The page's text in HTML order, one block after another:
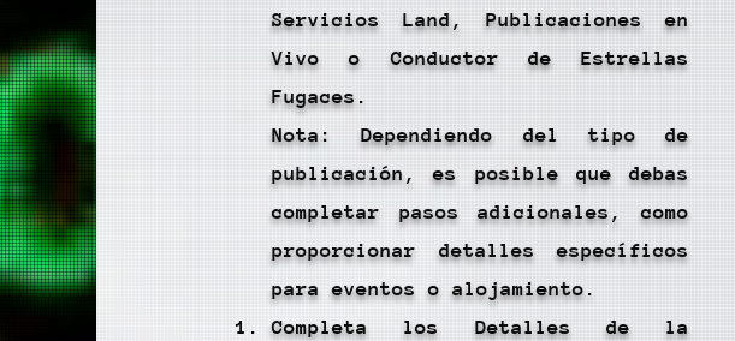
Servicios Land, Publicaciones en
Vivo o Conductor de Estrellas
Fugaces.
Nota: Dependiendo del tipo de
publicación, es posible que debas
completar pasos adicionales, como
proporcionar detalles específicos
para eventos o alojamiento.
Completa los Detalles de la